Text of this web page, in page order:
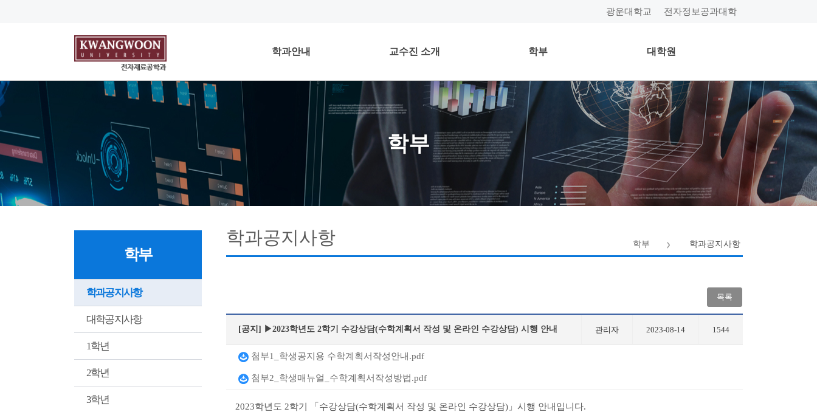
광운대학교 전자정보공과대학
학과안내 교수진 소개 학부 대학원
학부
학부
학과공지사항
대학공지사항
1학년
2학년
3학년
학부 학과공지사항
학과공지사항
목록
[공지] ▶2023학년도 2학기 수강상담(수학계획서 작성 및 온라인 수강상담) 시행 안내 관리자 2023-08-14 1544
첨부1_학생공지용 수학계획서작성안내.pdf
첨부2_학생매뉴얼_수학계획서작성방법.pdf
2023학년도 2학기 「 수강상담(수학계획서 작성 및 온라인 수강상담) 」 시행 안내입니다.